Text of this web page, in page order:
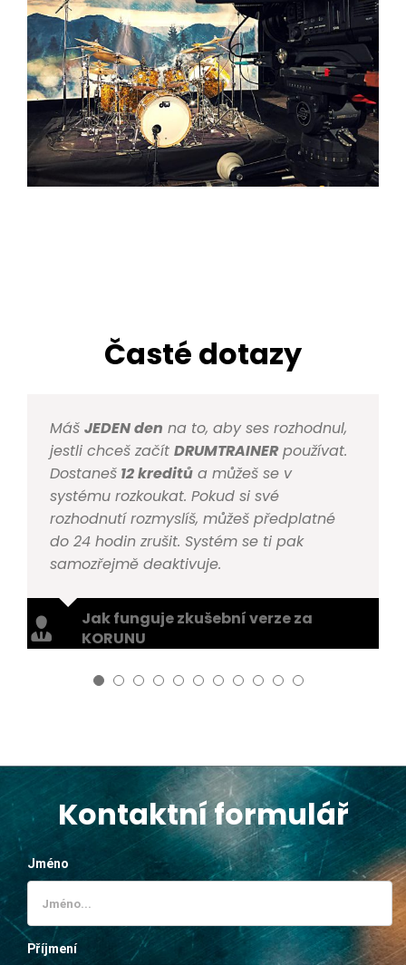
Časté dotazy
Máš JEDEN den na to, aby ses rozhodnul,
jestli chceš začít DRUMTRAINERpoužívat.
Dostaneš 12 kreditů a můžeš se v
systému rozkoukat. Pokud si své
rozhodnutí rozmyslíš, můžeš předplatné
do 24 hodin zrušit. Systém se ti pak
samozřejmě deaktivuje.
Jak funguje zkušební verze za
KORUNU
Kontaktní formulář
Jméno
Příjmení